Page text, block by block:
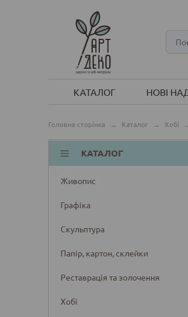
КАТАЛОГ НОВІ
Головна сторінка → Каталог → Хобі
КАТАЛОГ
Живопис
Графіка
Скульптура
Папір, картон, склейки
Реставрація та золочення
Хобі